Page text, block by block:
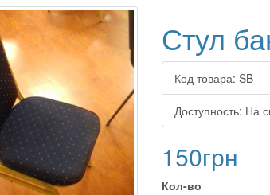
Стул
Код товара: SB
Доступность: На
150грн
Кол-во